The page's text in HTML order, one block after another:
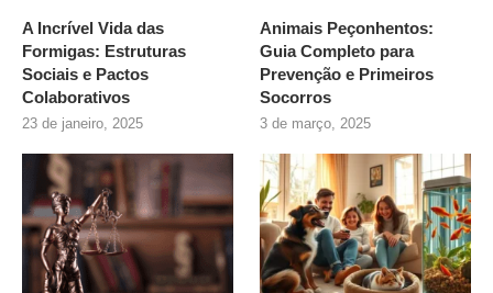
A Incrível Vida das
Formigas: Estruturas
Sociais e Pactos
Colaborativos
23 de janeiro, 2025
Animais Peçonhentos:
Guia Completo para
Prevenção e Primeiros
Socorros
3 de março, 2025